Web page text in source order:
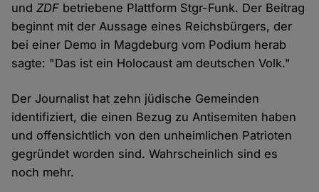
undZDF betriebene Plattform Stgr-Funk. Der Beitrag
beginnt mit der Aussage eines Reichsbürgers, der
bei einer Demo in Magdeburg vom Podium herab
sagte: "Das ist ein Holocaust am deutschen Volk."
Der Journalist hat zehn jüdische Gemeinden
identifiziert, die einen Bezug zu Antisemiten haben
und offensichtlich von den unheimlichen Patrioten
gegründet worden sind. Wahrscheinlich sind es
noch mehr.